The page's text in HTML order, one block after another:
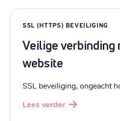
SSL (HTTPS) BEVEILIGING
Veilige verbinding
website
SSL beveiliging, ongeacht
Lees verder